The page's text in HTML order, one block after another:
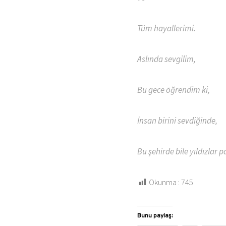
Tüm hayallerimi.
Aslında sevgilim,
Bu gece öğrendim ki,
İnsan birini sevdiğinde,
Bu şehirde bile yıldızlar
Okunma :745
Bunu paylaş: